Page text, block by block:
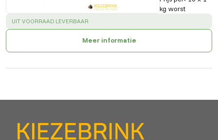
kg worst
SUCCESS:
UIT VOORRAAD LEVERBAAR
Meer informatie